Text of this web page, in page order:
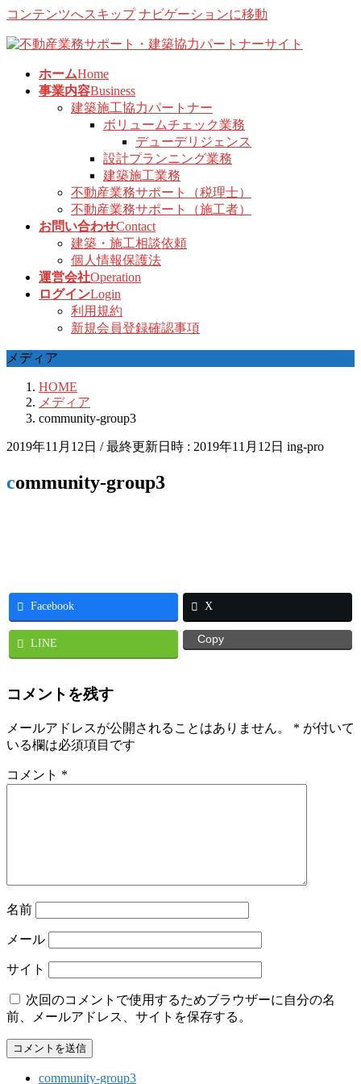
コンテンツへスキップ ナビゲーションに移動
ホームHome
事業内容Business
建築施工協力パートナー
ボリュームチェック業務
デューデリジェンス
設計プランニング業務
建築施工業務
不動産業務サポート（税理士）
不動産業務サポート（施工者）
お問い合わせContact
建築・施工相談依頼
個人情報保護法
運営会社Operation
ログインLogin
利用規約
新規会員登録確認事項
メディア
HOME
メディア
community-group3
2019年11月12日 / 最終更新日時 : 2019年11月12日 ing-pro
community-group3
Facebook X
LINE Copy
コメントを残す
メールアドレスが公開されることはありません。 * が付いて
いる欄は必須項目です
コメント *
名前
メール
サイト
次回のコメントで使用するためブラウザーに自分の名
前、メールアドレス、サイトを保存する。
community-group3